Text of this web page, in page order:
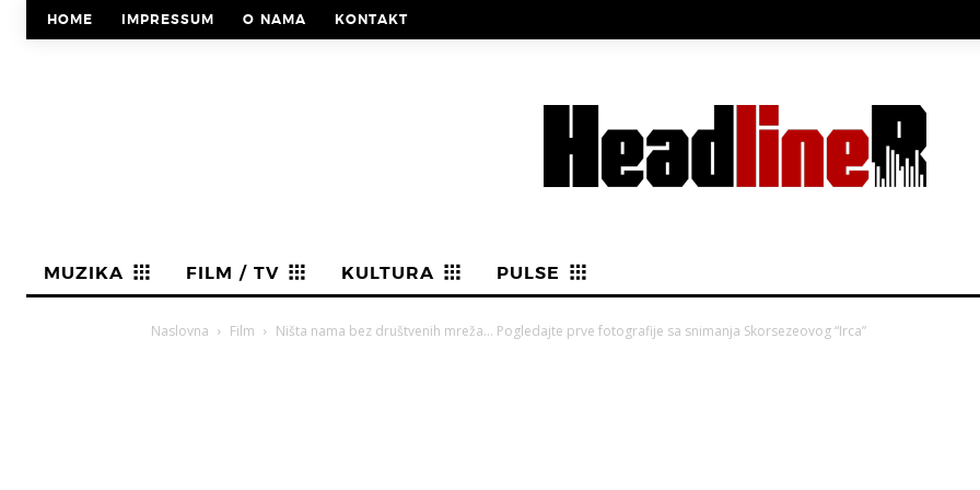
HOME IMPRESSUM O NAMA KONTAKT
MUZIKA FILM / TV KULTURA PULSE
Naslovna Film Ništa nama bez društvenih mreža… Pogledajte prve fotografije sa snimanja Skorsezeovog “Irca”